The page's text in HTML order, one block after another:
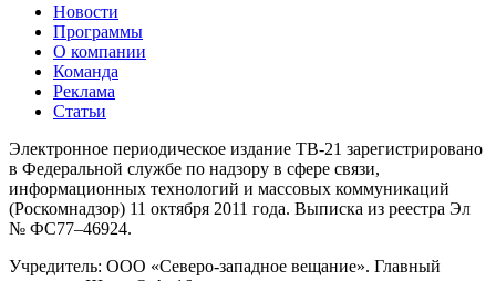
Новости
Программы
О компании
Команда
Реклама
Статьи
Электронное периодическое издание ТВ-21 зарегистрировано
в Федеральной службе по надзору в сфере связи,
информационных технологий и массовых коммуникаций
(Роскомнадзор) 11 октября 2011 года. Выписка из реестра Эл
№ ФС77–46924.
Учредитель: ООО «Северо-западное вещание». Главный